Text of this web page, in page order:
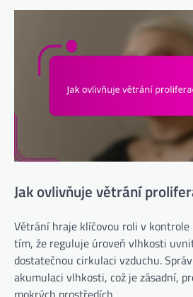
Jak ovlivňuje větrání
Větrání hraje klíčovou roli v
tím, že reguluje úroveň vlhkosti
dostatečnou cirkulaci vzduchu.
akumulaci vlhkosti, což je zásadní,